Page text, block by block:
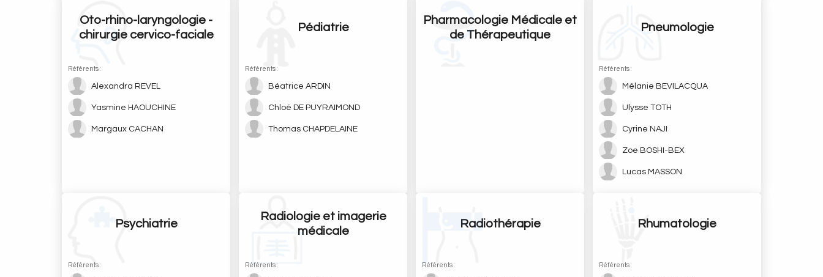
Oto-rhino-laryngologie -
chirurgie cervico-faciale
Référents :
Alexandra REVEL
Yasmine HAOUCHINE
Margaux CACHAN
Pédiatrie
Référents :
Béatrice ARDIN
Chloé DE PUYRAIMOND
Thomas CHAPDELAINE
Pharmacologie Médicale et
de Thérapeutique
Pneumologie
Référents :
Mélanie BEVILACQUA
Ulysse TOTH
Cyrine NAJI
Zoe BOSHI-BEX
Lucas MASSON
Psychiatrie
Référents :
Radiologie et imagerie
médicale
Référents :
Radiothérapie
Référents :
Rhumatologie
Référents :